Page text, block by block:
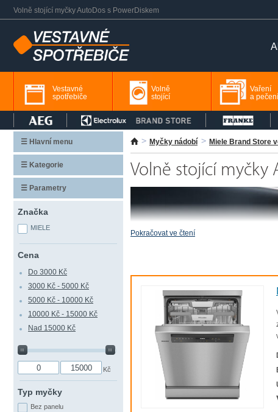
Volně stojící myčky AutoDos s PowerDiskem
Vestavné
spotřebiče
Volně
stojící
Vaření
a pečení
Myčky nádobí Miele Brand Store
Volně stojící myčky
Pokračovat ve čtení
☰ Hlavní menu
☰ Kategorie
☰ Parametry
Značka
MIELE
Cena
Do 3000 Kč
3000 Kč - 5000 Kč
5000 Kč - 10000 Kč
10000 Kč - 15000 Kč
Nad 15000 Kč
Kč
Typ myčky
Bez panelu